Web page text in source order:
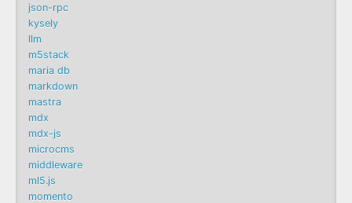
json-rpc
kysely
llm
m5stack
maria db
markdown
mastra
mdx
mdx-js
microcms
middleware
ml5.js
momento